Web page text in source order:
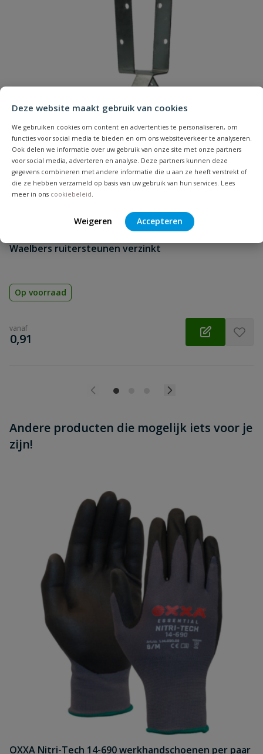
Deze website maakt gebruik van cookies
We gebruiken cookies om content en advertenties te personaliseren, om
functies voor social media te bieden en om ons websiteverkeer te analyseren.
Ook delen we informatie over uw gebruik van onze site met onze partners
voor social media, adverteren en analyse. Deze partners kunnen deze
gegevens combineren met andere informatie die u aan ze heeft verstrekt of
die ze hebben verzameld op basis van uw gebruik van hun services. Lees
meer in ons cookiebeleid
Weigeren Accepteren
Naam
Samenvatting
Beoordeling
Waelbers ruitersteunen verzinkt
Op voorraad
vanaf
€
0,91
Andere producten die mogelijk iets voor je
zijn!
OXXA Nitri-Tech 14-690 werkhandschoenen per paar